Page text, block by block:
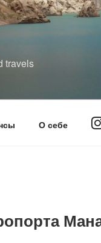
travels
О себе